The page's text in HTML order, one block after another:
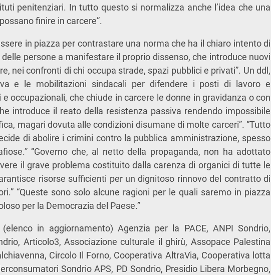
penitenziari. In tutto questo si normalizza anche l’idea che una
finire in carcere”.
in piazza per contrastare una norma che ha il chiaro intento di
persone a manifestare il proprio dissenso, che introduce nuovi
nei confronti di chi occupa strade, spazi pubblici e privati”. Un ddl,
e le mobilitazioni sindacali per difendere i posti di lavoro e
occupazionali, che chiude in carcere le donne in gravidanza o con
introduce il reato della resistenza passiva rendendo impossibile
magari dovuta alle condizioni disumane di molte carceri”. “Tutto
di abolire i crimini contro la pubblica amministrazione, spesso
“Governo che, al netto della propaganda, non ha adottato
il grave problema costituito dalla carenza di organici di tutte le
risorse sufficienti per un dignitoso rinnovo del contratto di
“Queste sono solo alcune ragioni per le quali saremo in piazza
per la Democrazia del Paese.”
in aggiornamento) Agenzia per la PACE, ANPI Sondrio,
Articolo3, Associazione culturale il ghirù, Assopace Palestina
Circolo Il Forno, Cooperativa AltraVia, Cooperativa lotta
Sondrio APS, PD Sondrio, Presidio Libera Morbegno,